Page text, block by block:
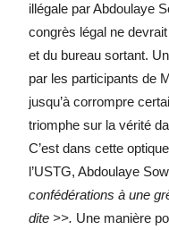
illégale par Abdoulaye
congrès légal ne
et du bureau sortant.
par les participants de
jusqu’à corrompre
triomphe sur la vérité
C’est dans cette
l’USTG, Abdoulaye
confédérations à une
dite >>. Une manière